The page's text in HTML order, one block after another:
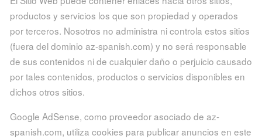
productos y servicios los que son propiedad y operados
por terceros. Nosotros no administra ni controla estos sitios
(fuera del dominio az-spanish.com) y no será responsable
de sus contenidos ni de cualquier daño o perjuicio causado
por tales contenidos, productos o servicios disponibles en
dichos otros sitios.
Google AdSense, como proveedor asociado de az-
spanish.com, utiliza cookies para publicar anuncios en este